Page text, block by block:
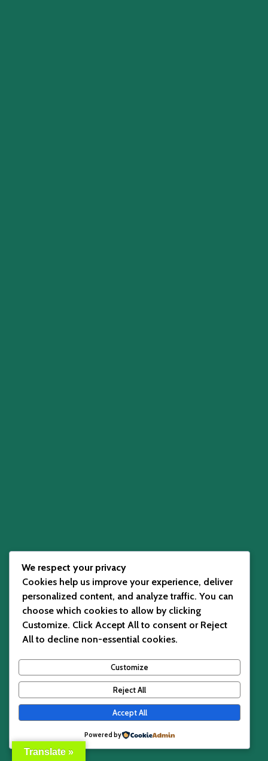
Translate »
We respect your privacy
Cookies help us improve your experience, deliver
personalized content, and analyze traffic. You can
choose which cookies to allow by clicking
Customize. Click Accept Allto consent or Reject
Allto decline non-essential cookies.
Customize
Reject All
Accept All
Powered by